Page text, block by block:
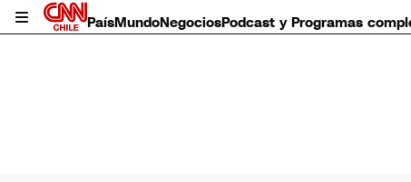
PaísMundoNegociosPodcast y Programas